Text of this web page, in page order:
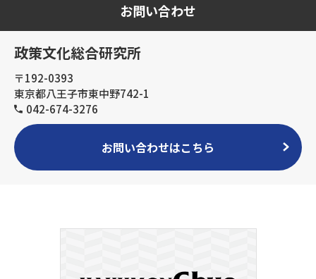
お問い合わせ
政策文化総合研究所
〒192-0393
東京都八王子市東中野742-1
042-674-3276
お問い合わせはこちら